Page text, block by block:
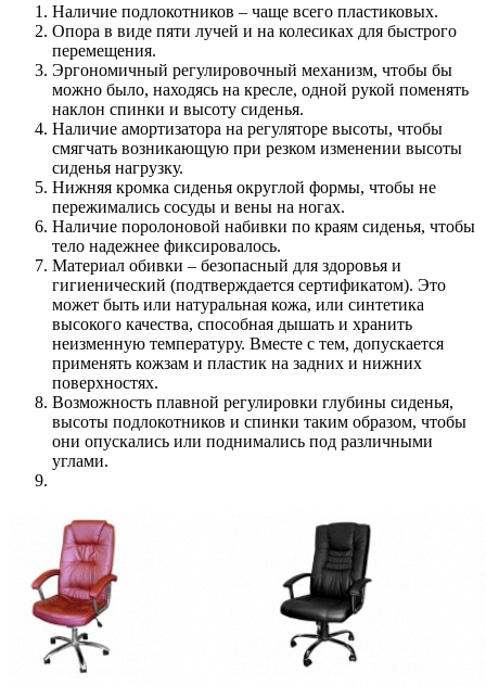
Наличие подлокотников – чаще всего пластиковых.
Опора в виде пяти лучей и на колесиках для быстрого
перемещения.
Эргономичный регулировочный механизм, чтобы бы
можно было, находясь на кресле, одной рукой поменять
наклон спинки и высоту сиденья.
Наличие амортизатора на регуляторе высоты, чтобы
смягчать возникающую при резком изменении высоты
сиденья нагрузку.
Нижняя кромка сиденья округлой формы, чтобы не
пережимались сосуды и вены на ногах.
Наличие поролоновой набивки по краям сиденья, чтобы
тело надежнее фиксировалось.
Материал обивки – безопасный для здоровья и
гигиенический (подтверждается сертификатом). Это
может быть или натуральная кожа, или синтетика
высокого качества, способная дышать и хранить
неизменную температуру. Вместе с тем, допускается
применять кожзам и пластик на задних и нижних
поверхностях.
Возможность плавной регулировки глубины сиденья,
высоты подлокотников и спинки таким образом, чтобы
они опускались или поднимались под различными
углами.